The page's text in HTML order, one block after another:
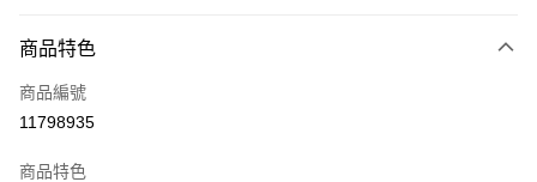
信用卡一次付款
超商取貨付款
商品特色
商品編號
11798935
商品特色